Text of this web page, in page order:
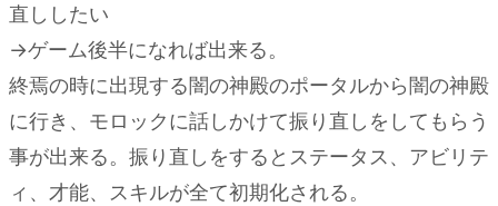
直ししたい
→ゲーム後半になれば出来る。
終焉の時に出現する闇の神殿のポータルから闇の神殿
に行き、モロックに話しかけて振り直しをしてもらう
事が出来る。振り直しをするとステータス、アビリテ
ィ、才能、スキルが全て初期化される。